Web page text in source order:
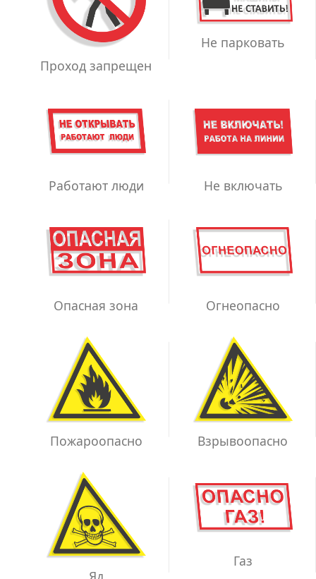
Проход запрещен
Не парковать
Работают люди Не включать
Опасная зона Огнеопасно
Пожароопасно Взрывоопасно
Газ